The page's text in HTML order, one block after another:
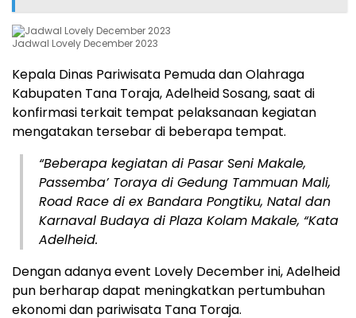
Jadwal Lovely December 2023
Kepala Dinas Pariwisata Pemuda dan Olahraga
Kabupaten Tana Toraja, Adelheid Sosang, saat di
konfirmasi terkait tempat pelaksanaan kegiatan
mengatakan tersebar di beberapa tempat.
“Beberapa kegiatan di Pasar Seni Makale,
Passemba’ Toraya di Gedung Tammuan Mali,
Road Race di ex Bandara Pongtiku, Natal dan
Karnaval Budaya di Plaza Kolam Makale, “Kata
Adelheid.
Dengan adanya event Lovely December ini, Adelheid
pun berharap dapat meningkatkan pertumbuhan
ekonomi dan pariwisata Tana Toraja.